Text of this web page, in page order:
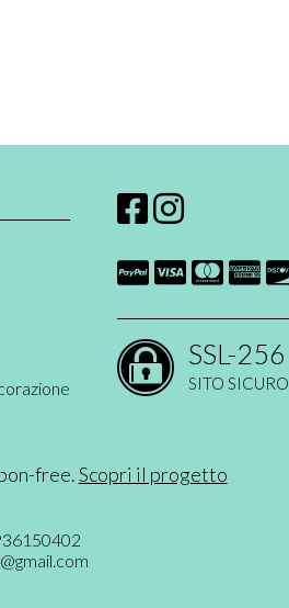
SSL-256
SITO SICURO
free.Scopri il progetto